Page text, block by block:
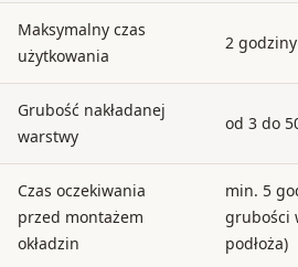
Maksymalny czas
użytkowania
2 godziny
Grubość nakładanej
warstwy
od 3 do
Czas oczekiwania
przed montażem
okładzin
min. 5
grubości
podłoża)